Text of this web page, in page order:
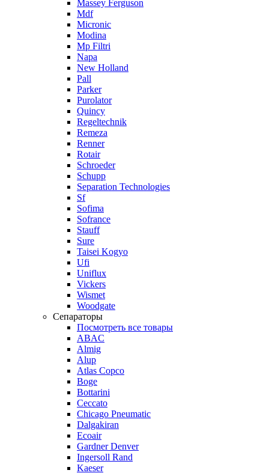
Massey Ferguson
Mdf
Micronic
Modina
Mp Filtri
Napa
New Holland
Pall
Parker
Purolator
Quincy
Regeltechnik
Remeza
Renner
Rotair
Schroeder
Schupp
Separation Technologies
Sf
Sofima
Sofrance
Stauff
Sure
Taisei Kogyo
Ufi
Uniflux
Vickers
Wismet
Woodgate
Сепараторы
Посмотреть все товары
ABAC
Almig
Alup
Atlas Copco
Boge
Bottarini
Ceccato
Chicago Pneumatic
Dalgakiran
Ecoair
Gardner Denver
Ingersoll Rand
Kaeser